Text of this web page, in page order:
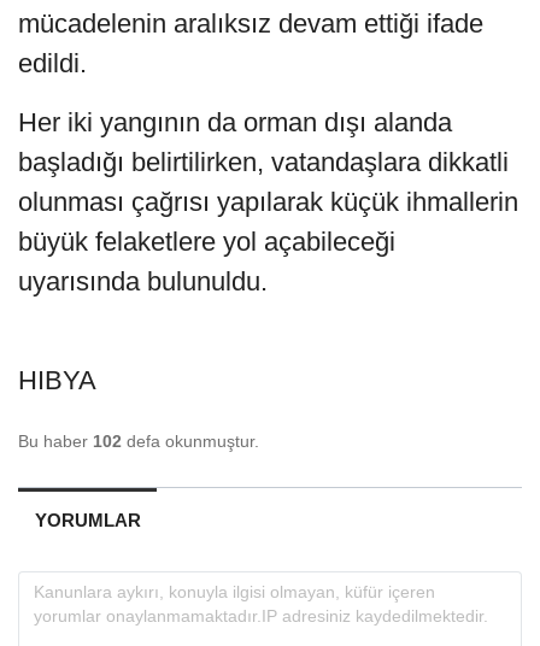
mücadelenin aralıksız devam ettiği ifade
edildi.
Her iki yangının da orman dışı alanda
başladığı belirtilirken, vatandaşlara dikkatli
olunması çağrısı yapılarak küçük ihmallerin
büyük felaketlere yol açabileceği
uyarısında bulunuldu.
HIBYA
Bu haber 102 defa okunmuştur.
YORUMLAR